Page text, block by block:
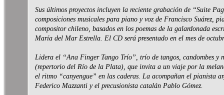
Sus últimos proyectos incluyen la reciente grabación de “Suite
composiciones musicales para piano y voz de Francisco Suárez,
compositor chileno, basados en los poemas de la galardonada
María del Mar Estrella. El CD será presentado en el mes de
Lidera el “Ana Finger Tango Trío”, trío de tangos, candombes y
(repertorio del Río de la Plata), que invita a un viaje por la
el ritmo “canyengue” en las caderas. La acompañan el pianista
Federico Mazzanti y el precusionista catalán Pablo Gómez.